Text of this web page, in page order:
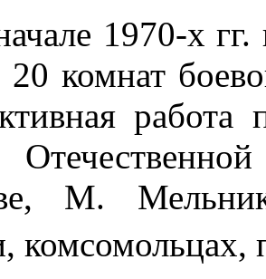
1970-х
20 комнат
М.
комсомольцах,